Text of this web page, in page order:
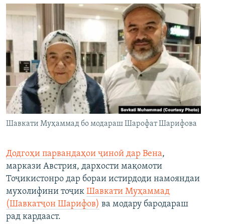
Шавкати Муҳаммад бо модараш Шарофат Шарифова
Додгоҳи парвандаҳои ҷиноӣ дар Вена,
маркази Австрия, дархости мақомоти
Тоҷикистонро дар бораи истирдоди намояндаи
мухолифини тоҷик Шавкати Муҳаммад
(Шавкатҷон Шарифов) ва модару бародараш
рад кардааст.